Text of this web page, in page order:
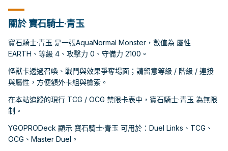
關於 寶石騎士·青玉
寶石騎士·青玉 是一張AquaNormal Monster，數值為 屬性
EARTH、等級 4、攻擊力 0、守備力 2100。
怪獸卡透過召喚、戰鬥與效果爭奪場面；請留意等級 / 階級 / 連接
與屬性，方便額外卡組與檢索。
在本站追蹤的現行 TCG / OCG 禁限卡表中，寶石騎士·青玉 為無限
制。
YGOPRODeck 顯示 寶石騎士·青玉 可用於：Duel Links、TCG、
OCG、Master Duel。